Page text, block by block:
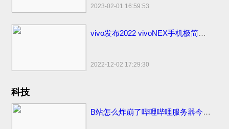
2023-02-01 16:59:53
vivo发布2022 vivoNEX手机极简易浏览器下载：简洁流畅无广告！
2022-12-02 17:29:30
科技
B站怎么炸崩了哔哩哔哩服务器今日怎么又炸挂了？技术团队公开早先原因